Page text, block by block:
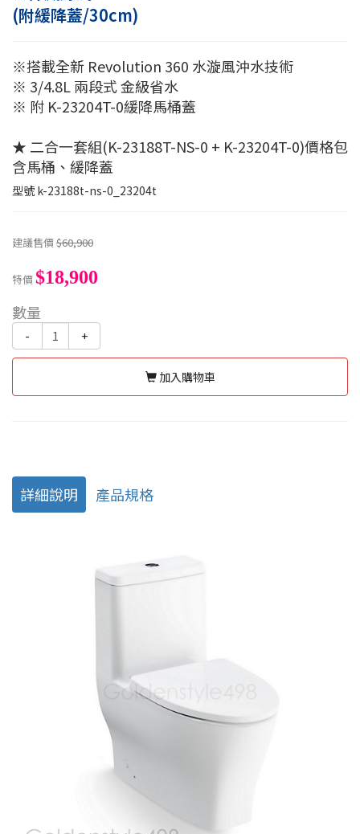
(附緩降蓋/30cm)
※搭載全新 Revolution 360 水漩風沖水技術
※ 3/4.8L 兩段式 金級省水
※ 附 K-23204T-0緩降馬桶蓋
★ 二合一套組(K-23188T-NS-0 + K-23204T-0)價格包
含馬桶、緩降蓋
型號k-23188t-ns-0_23204t
建議售價$60,900
特價$18,900
數量
- +
加入購物車
詳細說明 產品規格